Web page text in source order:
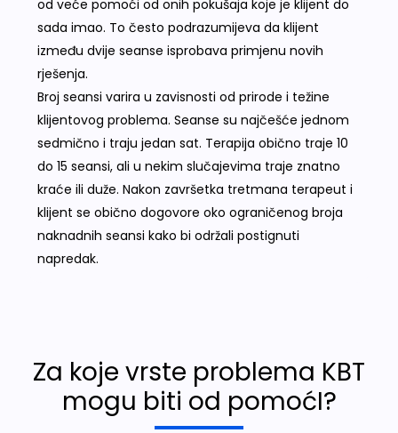
od veće pomoći od onih pokušaja koje je klijent do
sada imao. To često podrazumijeva da klijent
između dvije seanse isprobava primjenu novih
rješenja.
Broj seansi varira u zavisnosti od prirode i težine
klijentovog problema. Seanse su najčešće jednom
sedmično i traju jedan sat. Terapija obično traje 10
do 15 seansi, ali u nekim slučajevima traje znatno
kraće ili duže. Nakon završetka tretmana terapeut i
klijent se obično dogovore oko ograničenog broja
naknadnih seansi kako bi održali postignuti
napredak.
Za koje vrste problema KBT
mogu biti od pomoćI?